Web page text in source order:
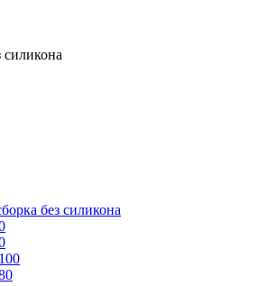
силикона
без силикона